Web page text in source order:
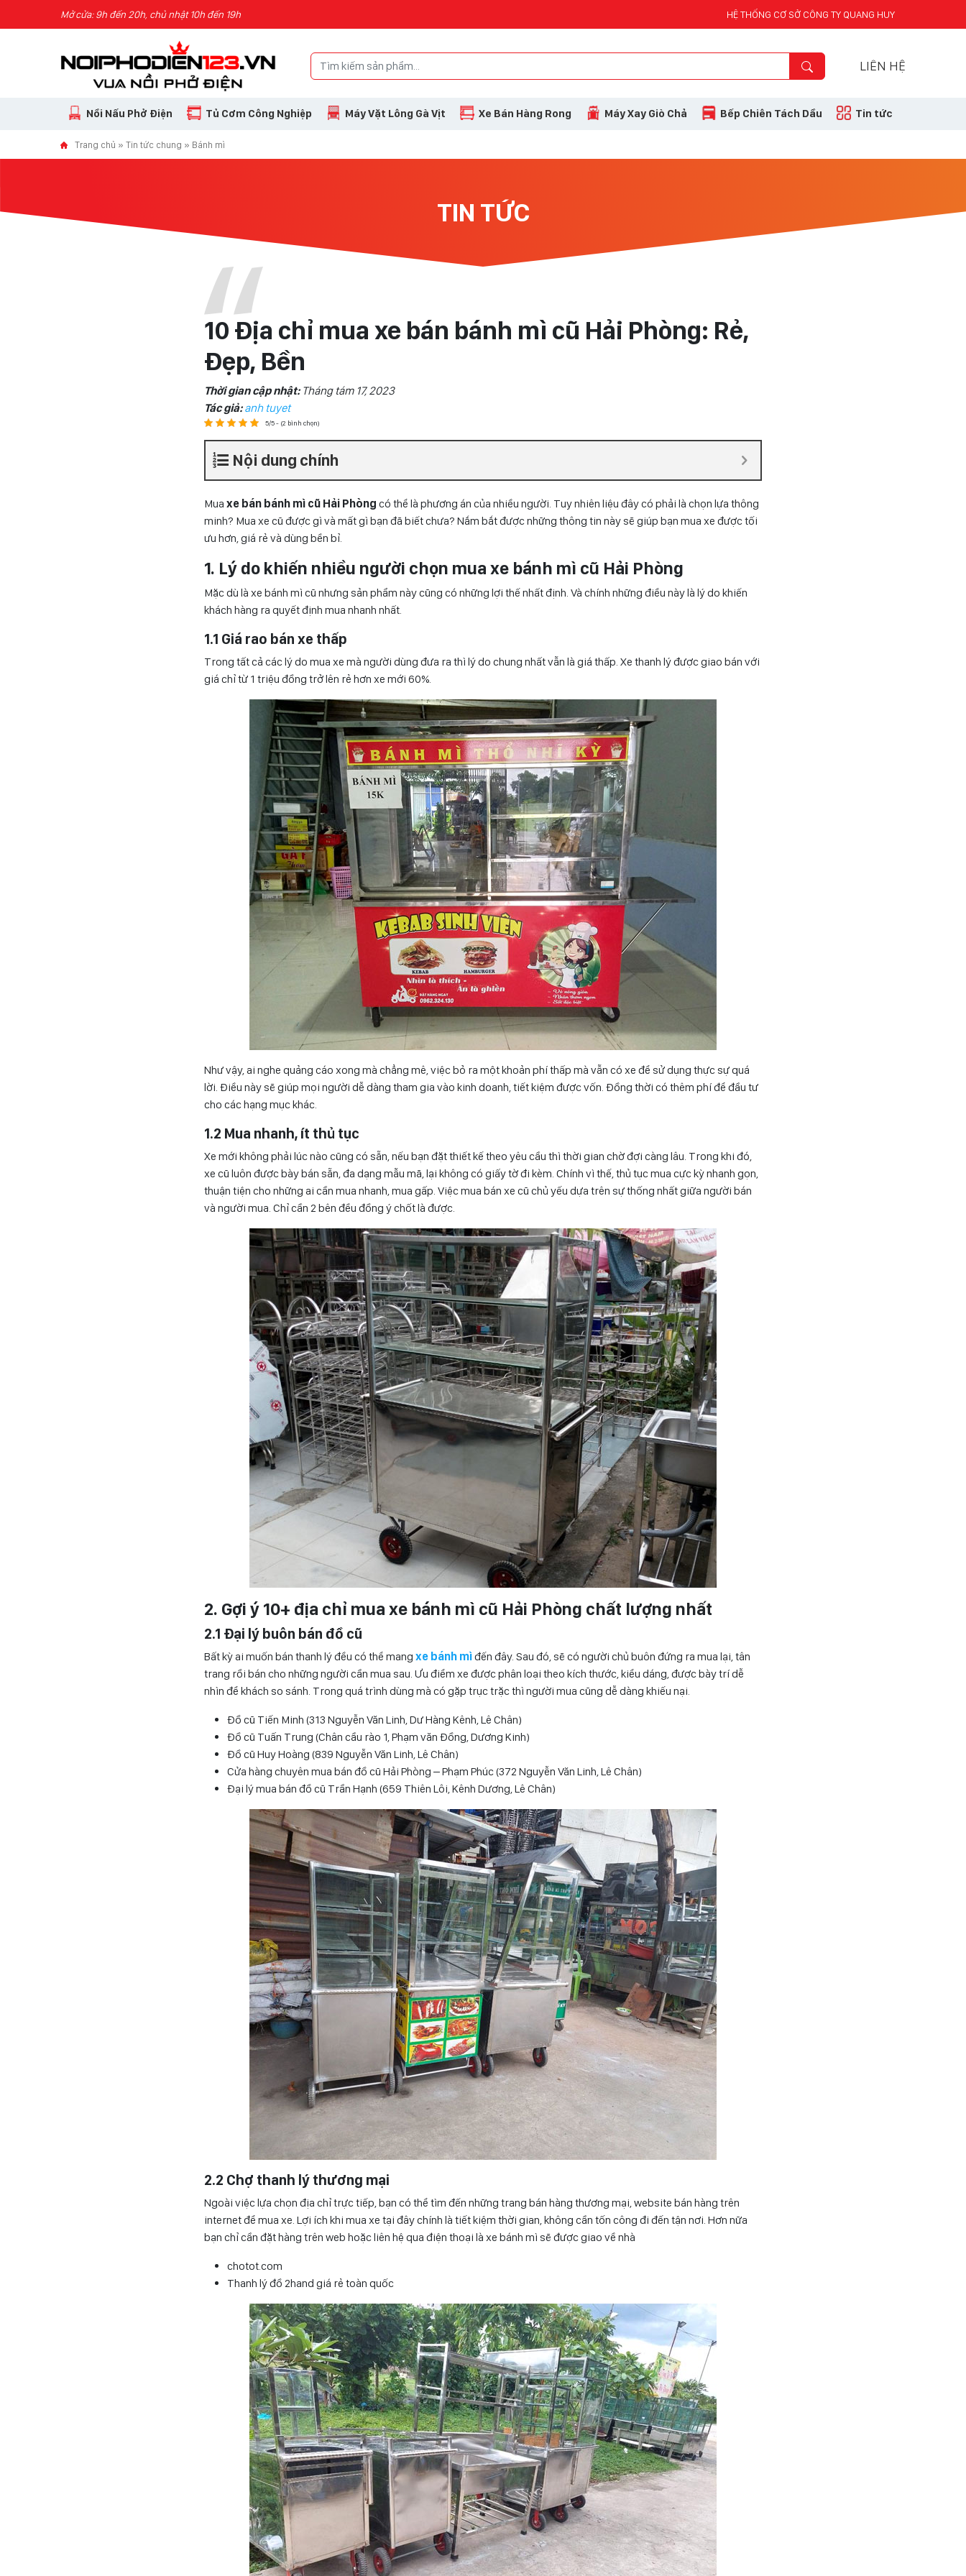
Skip to contentMở cửa: 9h đến 20h, chủ nhật 10h đến 19h HỆ THỐNG CƠ SỞ CÔNG TY QUANG HUY
LIÊN HỆ
Nồi Nấu Phở Điện Tủ Cơm Công Nghiệp Máy Vặt Lông Gà Vịt Xe Bán Hàng Rong Máy Xay Giò Chả Bếp Chiên Tách Dầu Tin tức
Trang chủ » Tin tức chung » Bánh mì
TIN TỨC
10 Địa chỉ mua xe bán bánh mì cũ Hải Phòng: Rẻ,
Đẹp, Bền
Thời gian cập nhật: Tháng tám 17, 2023
Tác giả:anh tuyet
5/5 - (2 bình chọn)
Nội dung chính
Mua xe bán bánh mì cũ Hải Phòng có thể là phương án của nhiều người. Tuy nhiên liệu đây có phải là chọn lựa thông
minh? Mua xe cũ được gì và mất gì bạn đã biết chưa? Nắm bắt được những thông tin này sẽ giúp bạn mua xe được tối
ưu hơn, giá rẻ và dùng bền bỉ.
1. Lý do khiến nhiều người chọn mua xe bánh mì cũ Hải Phòng
Mặc dù là xe bánh mì cũ nhưng sản phẩm này cũng có những lợi thế nhất định. Và chính những điều này là lý do khiến
khách hàng ra quyết định mua nhanh nhất.
1.1 Giá rao bán xe thấp
Trong tất cả các lý do mua xe mà người dùng đưa ra thì lý do chung nhất vẫn là giá thấp. Xe thanh lý được giao bán với
giá chỉ từ 1 triệu đồng trở lên rẻ hơn xe mới 60%.
Như vậy, ai nghe quảng cáo xong mà chẳng mê, việc bỏ ra một khoản phí thấp mà vẫn có xe để sử dụng thực sự quá
lời. Điều này sẽ giúp mọi người dễ dàng tham gia vào kinh doanh, tiết kiệm được vốn. Đồng thời có thêm phí để đầu tư
cho các hạng mục khác.
1.2 Mua nhanh, ít thủ tục
Xe mới không phải lúc nào cũng có sẵn, nếu bạn đặt thiết kế theo yêu cầu thì thời gian chờ đợi càng lâu. Trong khi đó,
xe cũ luôn được bày bán sẵn, đa dạng mẫu mã, lại không có giấy tờ đi kèm. Chính vì thế, thủ tục mua cực kỳ nhanh gọn,
thuận tiện cho những ai cần mua nhanh, mua gấp. Việc mua bán xe cũ chủ yếu dựa trên sự thống nhất giữa người bán
và người mua. Chỉ cần 2 bên đều đồng ý chốt là được.
2. Gợi ý 10+ địa chỉ mua xe bánh mì cũ Hải Phòng chất lượng nhất
2.1 Đại lý buôn bán đồ cũ
Bất kỳ ai muốn bán thanh lý đều có thể mang xe bánh mìđến đây. Sau đó, sẽ có người chủ buôn đứng ra mua lại, tân
trang rồi bán cho những người cần mua sau. Ưu điểm xe được phân loại theo kích thước, kiểu dáng, được bày trí dễ
nhìn để khách so sánh. Trong quá trình dùng mà có gặp trục trặc thì người mua cũng dễ dàng khiếu nại.
Đồ cũ Tiến Minh (313 Nguyễn Văn Linh, Dư Hàng Kênh, Lê Chân)
Đồ cũ Tuấn Trung (Chân cầu rào 1, Phạm văn Đồng, Dương Kinh)
Đồ cũ Huy Hoàng (839 Nguyễn Văn Linh, Lê Chân)
Cửa hàng chuyên mua bán đồ cũ Hải Phòng – Phạm Phúc (372 Nguyễn Văn Linh, Lê Chân)
Đại lý mua bán đồ cũ Trần Hạnh (659 Thiên Lôi, Kênh Dương, Lê Chân)
2.2 Chợ thanh lý thương mại
Ngoài việc lựa chọn địa chỉ trực tiếp, bạn có thể tìm đến những trang bán hàng thương mại, website bán hàng trên
internet để mua xe. Lợi ích khi mua xe tại đây chính là tiết kiệm thời gian, không cần tốn công đi đến tận nơi. Hơn nữa
bạn chỉ cần đặt hàng trên web hoặc liên hệ qua điện thoại là xe bánh mì sẽ được giao về nhà
chotot.com
Thanh lý đồ 2hand giá rẻ toàn quốc